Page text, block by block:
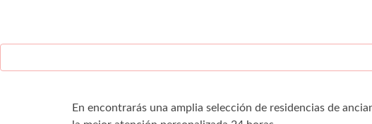
En encontrarás una amplia selección de residencias de